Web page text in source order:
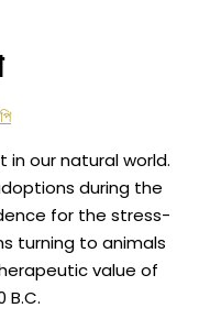
in our natural world.
during the
for the stress-
turning to animals
value of
B.C.